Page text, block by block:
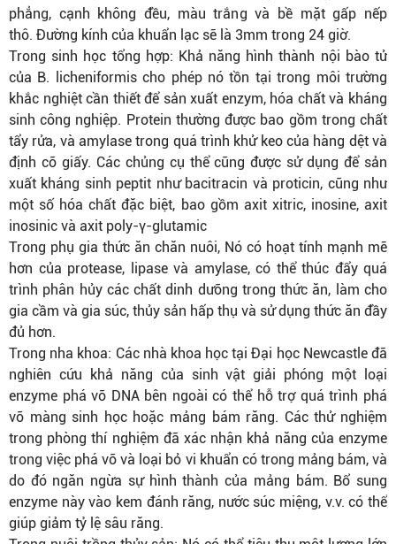
phẳng, cạnh không đều, màu trắng và bề mặt gấp nếp
thô. Đường kính của khuẩn lạc sẽ là 3mm trong 24 giờ.
Trong sinh học tổng hợp: Khả năng hình thành nội bào tử
của B. licheniformis cho phép nó tồn tại trong môi trường
khắc nghiệt cần thiết để sản xuất enzym, hóa chất và kháng
sinh công nghiệp. Protein thường được bao gồm trong chất
tẩy rửa, và amylase trong quá trình khử keo của hàng dệt và
định cỡ giấy. Các chủng cụ thể cũng được sử dụng để sản
xuất kháng sinh peptit như bacitracin và proticin, cũng như
một số hóa chất đặc biệt, bao gồm axit xitric, inosine, axit
inosinic và axit poly-γ-glutamic
Trong phụ gia thức ăn chăn nuôi, Nó có hoạt tính mạnh mẽ
hơn của protease, lipase và amylase, có thể thúc đẩy quá
trình phân hủy các chất dinh dưỡng trong thức ăn, làm cho
gia cầm và gia súc, thủy sản hấp thụ và sử dụng thức ăn đầy
đủ hơn.
Trong nha khoa: Các nhà khoa học tại Đại học Newcastle đã
nghiên cứu khả năng của sinh vật giải phóng một loại
enzyme phá vỡ DNA bên ngoài có thể hỗ trợ quá trình phá
vỡ màng sinh học hoặc mảng bám răng. Các thử nghiệm
trong phòng thí nghiệm đã xác nhận khả năng của enzyme
trong việc phá vỡ và loại bỏ vi khuẩn có trong mảng bám, và
do đó ngăn ngừa sự hình thành của mảng bám. Bổ sung
enzyme này vào kem đánh răng, nước súc miệng, v.v. có thể
giúp giảm tỷ lệ sâu răng.